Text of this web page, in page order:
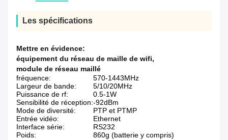
Les spécifications
Mettre en évidence:
équipement du réseau de maille de wifi,
module de réseau maillé
fréquence:
570-1443MHz
Largeur de bande:
5/10/20MHz
Puissance de rf:
0.5-1W
Sensibilité de réception:-92dBm
Mode de diversité:
PTP et PTMP
Entrée vidéo:
Ethernet
Interface série:
RS232
Poids:
860g (batterie y compris)